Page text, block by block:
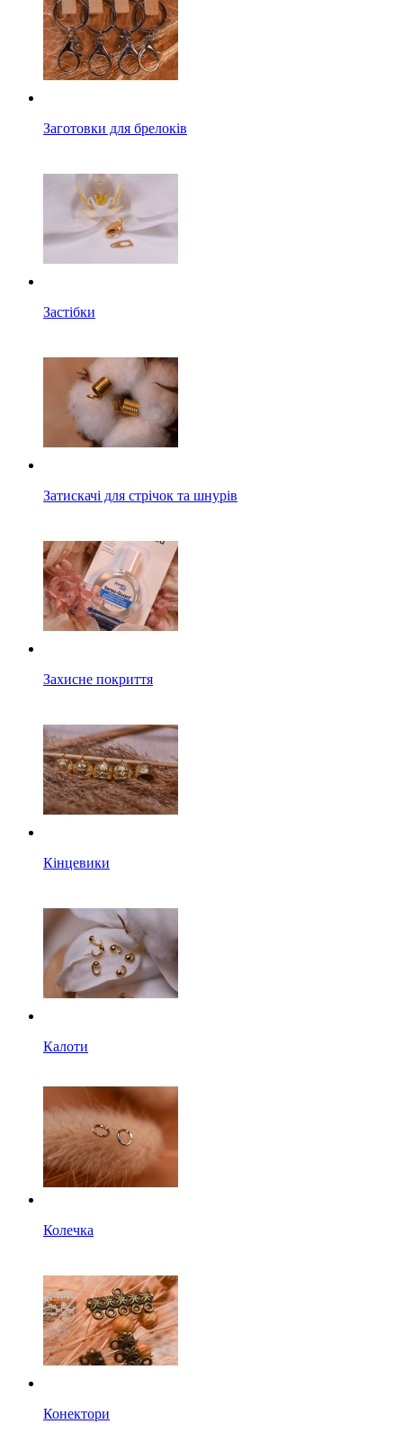
Заготовки для брелоків
Застібки
Затискачі для стрічок та шнурів
Захисне покриття
Кінцевики
Калоти
Колечка
Конектори